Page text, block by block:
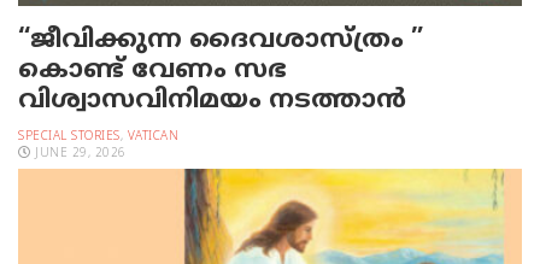
“ജീവിക്കുന്ന ദൈവശാസ്ത്രം ”
കൊണ്ട് വേണം സഭ
വിശ്വാസവിനിമയം നടത്താൻ
SPECIAL STORIES, VATICAN
JUNE 29, 2026